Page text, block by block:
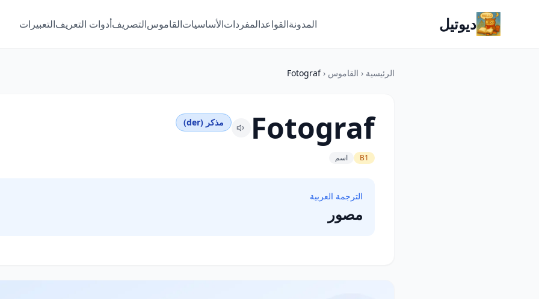
ديوتيل المدونةالقواعدالمفرداتالأساسياتالقاموسالتصريفأدوات التعريفالتعبيرات
الرئيسية ‹ القاموس ‹
Fotograf
Fotograf مذكر (der)
B1 اسم
الترجمة العربية
مصور